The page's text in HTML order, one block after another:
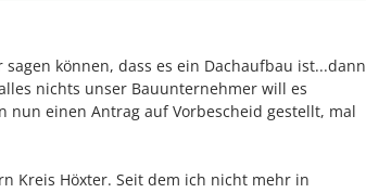
können, dass es ein Dachaufbau ist...dann
nichts unser Bauunternehmer will es
einen Antrag auf Vorbescheid gestellt, mal
Kreis Höxter. Seit dem ich nicht mehr in